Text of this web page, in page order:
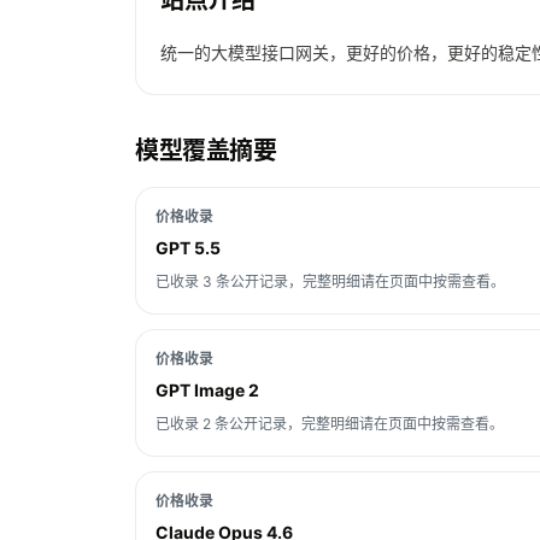
统一的大模型接口网关，更好的价格，更好的稳定
模型覆盖摘要
价格收录
GPT 5.5
已收录 3 条公开记录，完整明细请在页面中按需查看。
价格收录
GPT Image 2
已收录 2 条公开记录，完整明细请在页面中按需查看。
价格收录
Claude Opus 4.6